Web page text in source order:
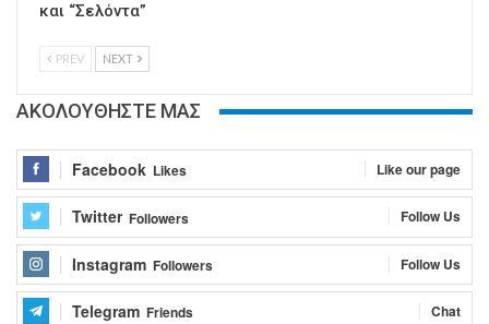
και “Σελόντα”
PREV NEXT
ΑΚΟΛΟΥΘΗΣΤΕ ΜΑΣ
Facebook Likes Like our page
Twitter Followers Follow Us
Instagram Followers Follow Us
Telegram Friends Chat